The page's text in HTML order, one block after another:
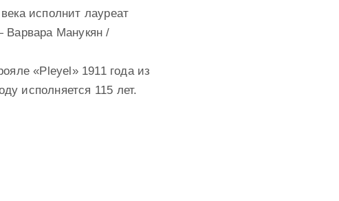
исполнит лауреат
Варвара Манукян /
«Pleyel» 1911 года из
исполняется 115 лет.